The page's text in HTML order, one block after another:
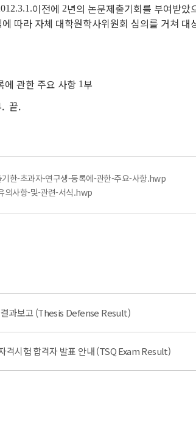
이전에 2년의 논문제출기회를 부여받
에 따라 자체 대학원학사위원회 심의를 거쳐
에 관한 주요 사항 1 부
. 끝.
초과자-연구생-등록에-관한-주요-사항.hwp
및-관련-서식.hwp
결과보고 (Thesis Defense Result)
격시험 합격자 발표 안내 (TSQ Exam Result)